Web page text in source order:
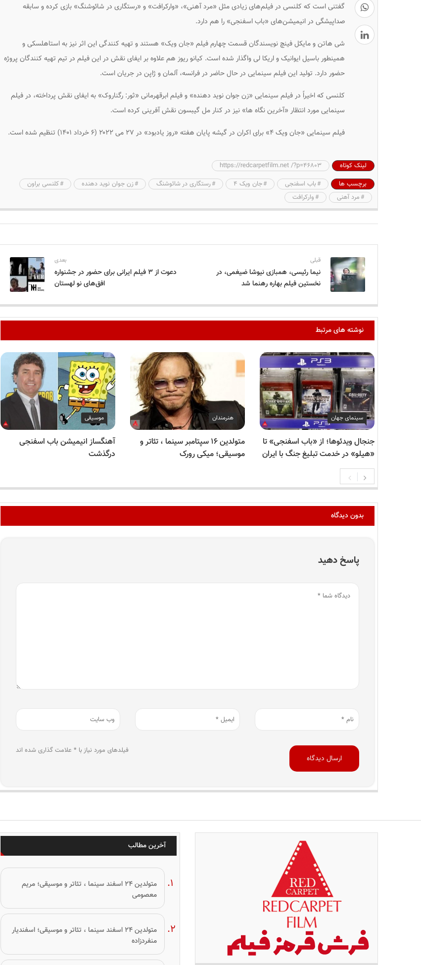
گفتنی است که کلنسی در فیلم‌های زیادی مثل «مرد آهنی»، «وارکرافت» و «رستگاری در شائوشنگ» بازی کرده و سابقه
صداپیشگی در انیمیشن‌های «باب اسفنجی» را هم دارد.
شی هاتن و مایکل فینچ نویسندگان قسمت چهارم فیلم «جان ویک» هستند و تهیه کنندگی این اثر نیز به استاهلسکی و
همینطور باسیل ایوانیک و اریکا لی واگذار شده است. کیانو ریوز هم علاوه بر ایفای نقش در این فیلم در تیم تهیه کنندگان پروژه
حضور دارد. تولید این فیلم سینمایی در حال حاضر در فرانسه، آلمان و ژاپن در جریان است.
کلنسی که اخیراً در فیلم سینمایی «زن جوان نوید دهنده» و فیلم ابرقهرمانی «ثور: رگناروک» به ایفای نقش پرداخته، در فیلم
سینمایی مورد انتظار «آخرین نگاه ها» نیز در کنار مل گیبسون نقش آفرینی کرده است.
فیلم سینمایی «جان ویک ۴» برای اکران در گیشه پایان هفته «روز یادبود» در ۲۷ می ۲۰۲۲ (۶ خرداد ۱۴۰۱) تنظیم شده است.
لینک کوتاه
https://redcarpetfilm.net /?p=46803
برچسب ها
باب اسفنجی جان ویک ۴ رستگاری در شائوشنگ زن جوان نوید دهنده
کلنسی براون
مرد آهنی
وارکرافت
قبلی
نیما رئیسی، همبازی نیوشا ضیغمی، در
نخستین فیلم بهاره رهنما شد
بعدی
دعوت از ۳ فیلم ایرانی برای حضور در جشنواره
افق‌های نو لهستان
نوشته های مرتبط
سینمای جهان
جنجال ویدئوها؛ از «باب اسفنجی» تا
«هیلو» در خدمت تبلیغ جنگ با ایران
هنرمندان
متولدین ۱۶ سپتامبر سینما ، تئاتر و
موسیقی؛ میکی رورک
موسیقی
آهنگساز انیمیشن باب اسفنجی
درگذشت
بدون دیدگاه
پاسخ دهید
فیلدهای مورد نیاز با * علامت گذاری شده اند
آخرین مطالب
متولدین ۲۴ اسفند سینما ، تئاتر و موسیقی؛ مریم
معصومی
متولدین ۲۴ اسفند سینما ، تئاتر و موسیقی؛ اسفندیار
منفردزاده